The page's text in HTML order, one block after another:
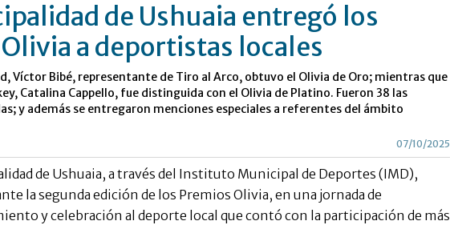
de Ushuaia entregó los
a deportistas locales
Víctor Bibé, representante de Tiro al Arco, obtuvo el Olivia de Oro; mientras que
Catalina Cappello, fue distinguida con el Olivia de Platino. Fueron 38 las
y además se entregaron menciones especiales a referentes del ámbito
07/10/2025
de Ushuaia, a través del Instituto Municipal de Deportes (IMD),
la segunda edición de los Premios Olivia, en una jornada de
y celebración al deporte local que contó con la participación de más